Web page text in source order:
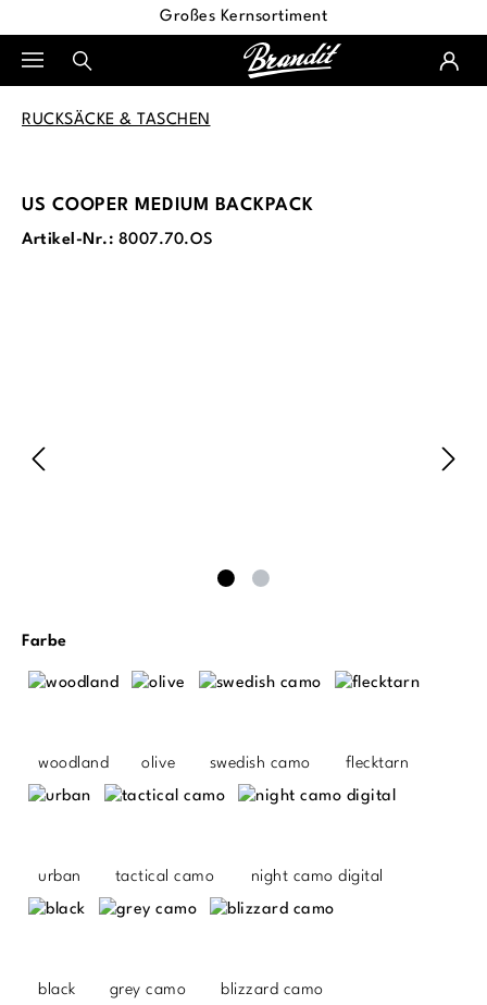
Großes Kernsortiment
RUCKSÄCKE & TASCHEN
US COOPER MEDIUM BACKPACK
Artikel-Nr.: 8007.70.OS
Farbeauswählen
woodland olive swedish camo flecktarn
urban tactical camo night camo digital
black grey camo blizzard camo